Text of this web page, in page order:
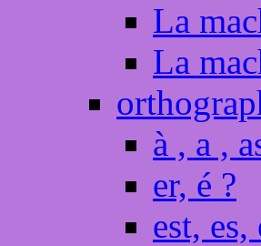
La
La
à , a ,
er, é ?
est, es,